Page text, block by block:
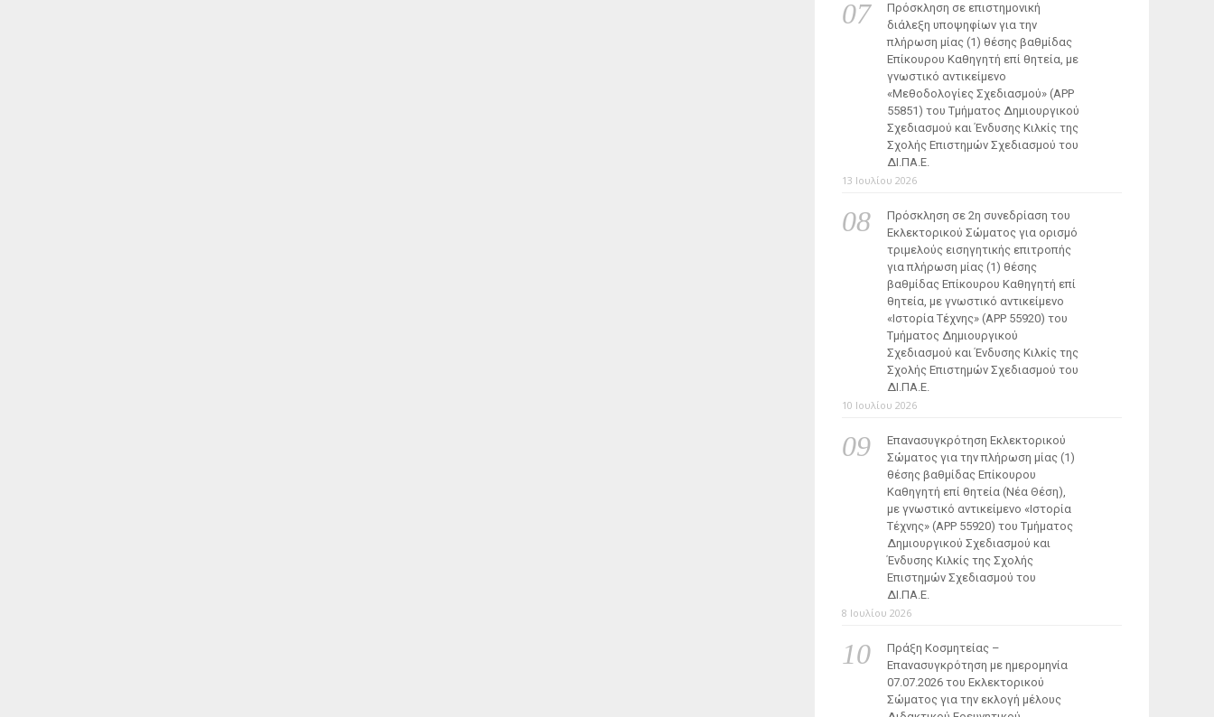
Πρόσκληση σε επιστημονική
διάλεξη υποψηφίων για την
πλήρωση μίας (1) θέσης βαθμίδας
Επίκουρου Καθηγητή επί θητεία, με
γνωστικό αντικείμενο
«Μεθοδολογίες Σχεδιασμού» (ΑΡΡ
55851) του Τμήματος Δημιουργικού
Σχεδιασμού και Ένδυσης Κιλκίς της
Σχολής Επιστημών Σχεδιασμού του
ΔΙ.ΠΑ.Ε.
13 Ιουλίου 2026
Πρόσκληση σε 2η συνεδρίαση του
Εκλεκτορικού Σώματος για ορισμό
τριμελούς εισηγητικής επιτροπής
για πλήρωση μίας (1) θέσης
βαθμίδας Επίκουρου Καθηγητή επί
θητεία, με γνωστικό αντικείμενο
«Ιστορία Τέχνης» (ΑΡΡ 55920) του
Τμήματος Δημιουργικού
Σχεδιασμού και Ένδυσης Κιλκίς της
Σχολής Επιστημών Σχεδιασμού του
ΔΙ.ΠΑ.Ε.
10 Ιουλίου 2026
Επανασυγκρότηση Εκλεκτορικού
Σώματος για την πλήρωση μίας (1)
θέσης βαθμίδας Επίκουρου
Καθηγητή επί θητεία (Νέα Θέση),
με γνωστικό αντικείμενο «Ιστορία
Τέχνης» (ΑΡΡ 55920) του Τμήματος
Δημιουργικού Σχεδιασμού και
Ένδυσης Κιλκίς της Σχολής
Επιστημών Σχεδιασμού του
ΔΙ.ΠΑ.Ε.
8 Ιουλίου 2026
Πράξη Κοσμητείας –
Επανασυγκρότηση με ημερομηνία
07.07.2026 του Εκλεκτορικού
Σώματος για την εκλογή μέλους